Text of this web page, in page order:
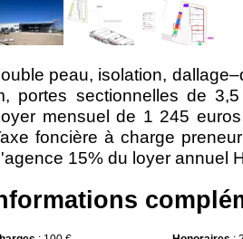
peau, isolation,
portes sectionnelles de
mensuel de 1 245
foncière à charge
15% du loyer annuel